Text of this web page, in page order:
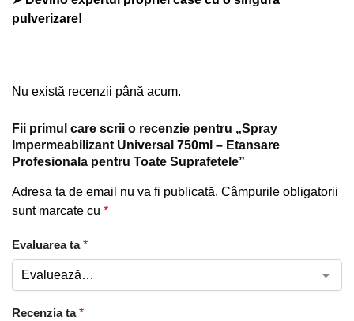
pulverizare!
Nu există recenzii până acum.
Fii primul care scrii o recenzie pentru „Spray
Impermeabilizant Universal 750ml – Etansare
Profesionala pentru Toate Suprafetele”
Adresa ta de email nu va fi publicată. Câmpurile obligatorii
sunt marcate cu *
Evaluarea ta*
Recenzia ta*